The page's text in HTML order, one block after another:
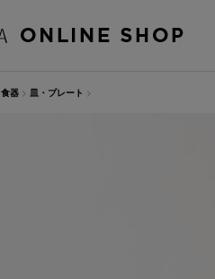
食器 > 皿・プレート >